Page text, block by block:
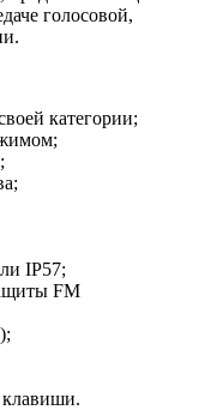
голосовой,
кaтегории;
IР57;
FM
клавиши.